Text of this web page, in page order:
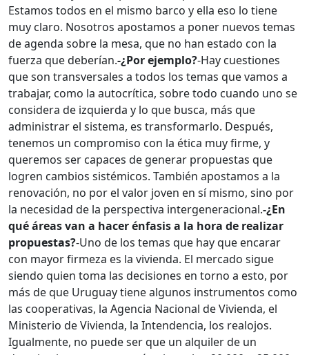
Estamos todos en el mismo barco y ella eso lo tiene
muy claro. Nosotros apostamos a poner nuevos temas
de agenda sobre la mesa, que no han estado con la
fuerza que deberían.-¿Por ejemplo?-Hay cuestiones
que son transversales a todos los temas que vamos a
trabajar, como la autocrítica, sobre todo cuando uno se
considera de izquierda y lo que busca, más que
administrar el sistema, es transformarlo. Después,
tenemos un compromiso con la ética muy firme, y
queremos ser capaces de generar propuestas que
logren cambios sistémicos. También apostamos a la
renovación, no por el valor joven en sí mismo, sino por
la necesidad de la perspectiva intergeneracional.-¿En
qué áreas van a hacer énfasis a la hora de realizar
propuestas?-Uno de los temas que hay que encarar
con mayor firmeza es la vivienda. El mercado sigue
siendo quien toma las decisiones en torno a esto, por
más de que Uruguay tiene algunos instrumentos como
las cooperativas, la Agencia Nacional de Vivienda, el
Ministerio de Vivienda, la Intendencia, los realojos.
Igualmente, no puede ser que un alquiler de un